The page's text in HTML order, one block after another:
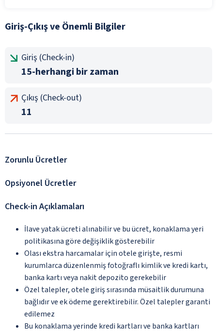
Giriş-Çıkış ve Önemli Bilgiler
Giriş (Check-in)
15-herhangi bir zaman
Çıkış (Check-out)
11
Zorunlu Ücretler
Opsiyonel Ücretler
Check-in Açıklamaları
İlave yatak ücreti alınabilir ve bu ücret, konaklama yeri
politikasına göre değişiklik gösterebilir
Olası ekstra harcamalar için otele girişte, resmi
kurumlarca düzenlenmiş fotoğraflı kimlik ve kredi kartı,
banka kartı veya nakit depozito gerekebilir
Özel talepler, otele giriş sırasında müsaitlik durumuna
bağlıdır ve ek ödeme gerektirebilir. Özel talepler garanti
edilemez
Bu konaklama yerinde kredi kartları ve banka kartları